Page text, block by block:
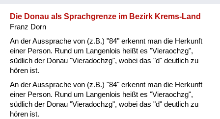
Die Donau als Sprachgrenze im Bezirk Krems-Land
Franz Dorn
An der Aussprache von (z.B.) "84" erkennt man die Herkunft
einer Person. Rund um Langenlois heißt es "Vieraochzg",
südlich der Donau "Vieradochzg", wobei das "d" deutlich zu
hören ist.
An der Aussprache von (z.B.) "84" erkennt man die Herkunft
einer Person. Rund um Langenlois heißt es "Vieraochzg",
südlich der Donau "Vieradochzg", wobei das "d" deutlich zu
hören ist.